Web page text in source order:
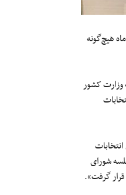
این خبر تکذیب و اعلام می‌شود که سخنگوی شورای نگهبان ۶ مردادماه هیچ‌گونه
به وزارت کشور
۱۳۹۵/۳/۲۶ در خصوص برگزاری انتخابات
پیشنهادی در جلسه شورای